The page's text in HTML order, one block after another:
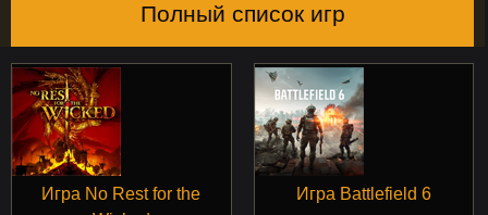
Полный список игр
Игра No Rest for the
Игра Battlefield 6